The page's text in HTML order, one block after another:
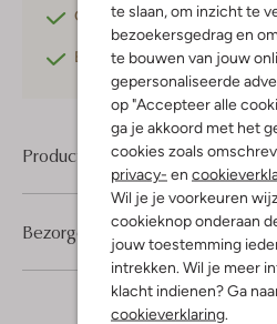
te slaan, om inzicht te
bezoekersgedrag en
te bouwen van jouw
gepersonaliseerde
op "Accepteer alle
ga je akkoord met het
cookies zoals
privacy- en
Wil je je voorkeuren
cookieknop onderaan
jouw toestemming
intrekken. Wil je meer
klacht indienen? Ga
cookieverklaring.
Gratis retournerenbinnen
Betaal achterafmet Klarna
Product informatie
Bezorgen & retourneren